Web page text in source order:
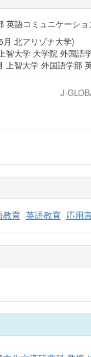
英語コミュニケーシ
北アリゾナ大学)
智大学 大学院 外国語
上智大学 外国語学部
J-
教育 英語教育 応用